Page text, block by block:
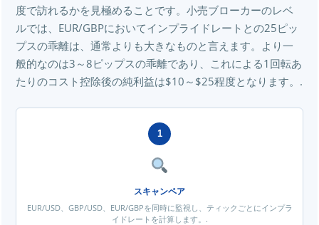
度で訪れるかを見極めることです。小売ブローカーのレベ
ルでは、EUR/GBPにおいてインプライドレートとの25ピッ
プスの乖離は、通常よりも大きなものと言えます。より一
般的なのは3～8ピップスの乖離であり、これによる1回転あ
たりのコスト控除後の純利益は$10～$25程度となります。.
1
スキャンペア
EUR/USD、GBP/USD、EUR/GBPを同時に監視し、ティックごとにインプラ
イドレートを計算します。.